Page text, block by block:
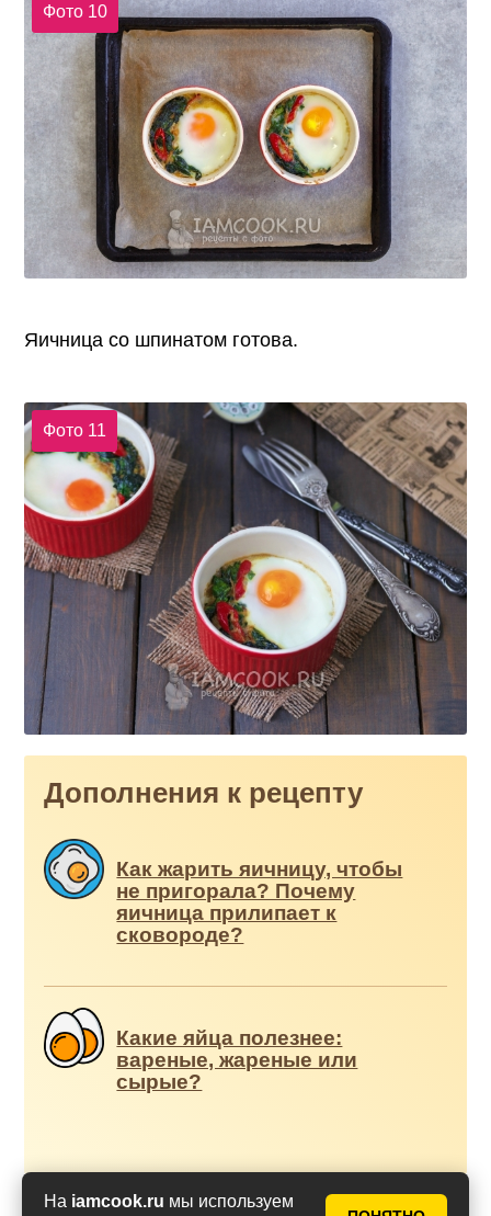
На iamcook.ru мы используем
Фото 10
Яичница со шпинатом готова.
Фото 11
Дополнения к рецепту
Как жарить яичницу, чтобы
не пригорала? Почему
яичница прилипает к
сковороде?
Какие яйца полезнее:
вареные, жареные или
сырые?